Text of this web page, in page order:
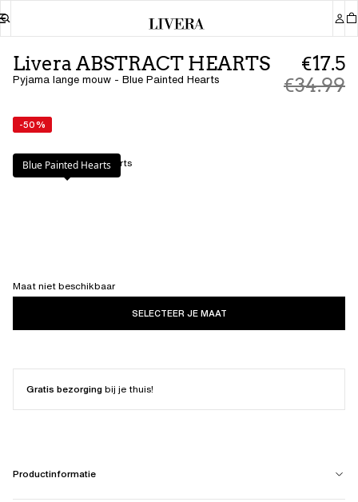
Livera ABSTRACT HEARTS
Pyjama lange mouw - Blue Painted Hearts
€17.5
€34.99
-50%
Kleur:Blue Painted Hearts
Blue Painted Hearts
Maat niet beschikbaar
SELECTEER JE MAAT
Gratis bezorgingbij je thuis!
Productinformatie